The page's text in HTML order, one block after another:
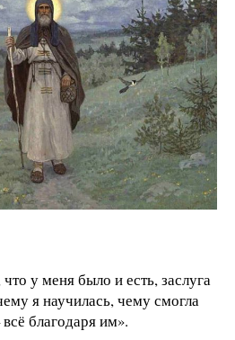
у меня было и есть, заслуга
я научилась, чему смогла
благодаря им».